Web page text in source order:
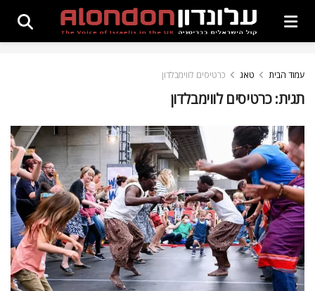
עמוד הבית טאג כרטיסים לווימבלדון
תגית:כרטיסים לווימבלדון